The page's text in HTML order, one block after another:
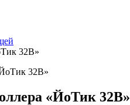
32В»
«ЙоТик 32В»